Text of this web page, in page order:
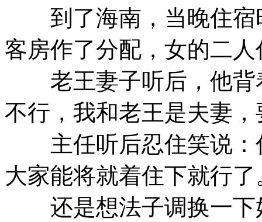
到了海南，当晚住宿
客房作了分配，女的二
老王妻子听后，他背
不行，我和老王是夫妻
主任听后忍住笑说：
大家能将就着住下就行了
还是想法子调换一下